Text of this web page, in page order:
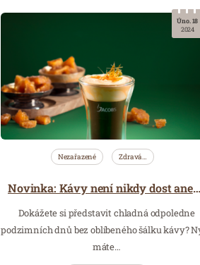
Nezařazené Zdravá…
Novinka: Kávy není nikdy dost aneb 40 mimořádných okamžiků
Dokážete si představit chladná odpoledne
podzimních dnů bez oblíbeného šálku kávy?
máte…
Úno. 18
2024